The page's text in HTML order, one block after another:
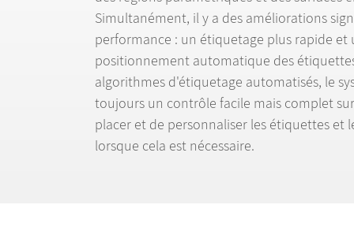
Simultanément, il y a des améliorations
performance : un étiquetage plus rapide et
positionnement automatique des é
algorithmes d'étiquetage automatisés, le
toujours un contrôle facile mais complet
placer et de personnaliser les étiquettes et
lorsque cela est nécessaire.